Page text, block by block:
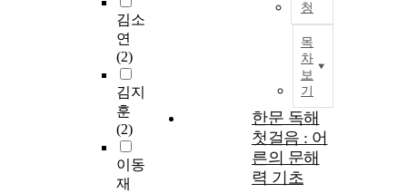
김소
연
(2)
김지
훈
(2)
이동
재
청
목
차
보
기
한문 독해
첫걸음 : 어
른의 문해
력 기초